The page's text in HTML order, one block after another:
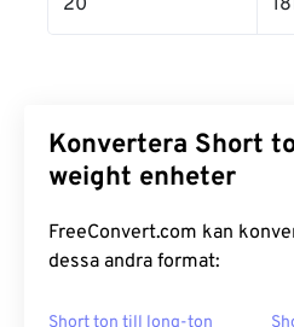
20
Konvertera Short
weight enheter
FreeConvert.com kan
dessa andra format:
Short ton till long-ton